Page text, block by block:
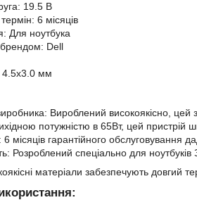
19.5 В
6 місяців
Для ноутбука
брендом: Dell
4.5x3.0 мм
Вироблений високоякісно, цей
потужністю в 65Вт, цей пристрій
6 місяців гарантійного обслуговування
Розроблений спеціально для
матеріали забезпечують довгий